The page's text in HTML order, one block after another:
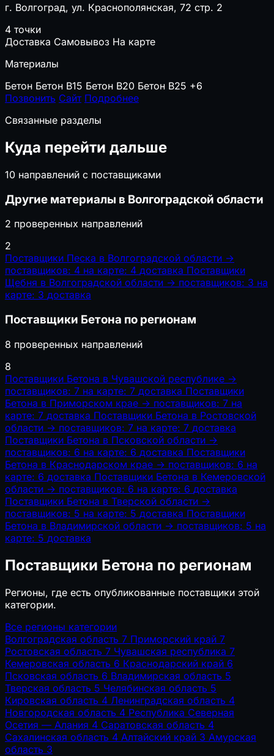
г. Волгоград, ул. Краснополянская, 72 стр. 2
4 точки
Доставка Самовывоз На карте
Материалы
Бетон Бетон B15 Бетон B20 Бетон B25 +6
Позвонить Сайт Подробнее
Связанные разделы
Куда перейти дальше
10 направлений с поставщиками
Другие материалы в Волгоградской области
2 проверенных направлений
2
Поставщики Песка в Волгоградской области →
поставщиков: 4 на карте: 4 доставка Поставщики
Щебня в Волгоградской области → поставщиков: 3 на
карте: 3 доставка
Поставщики Бетона по регионам
8 проверенных направлений
8
Поставщики Бетона в Чувашской республике →
поставщиков: 7 на карте: 7 доставка Поставщики
Бетона в Приморском крае → поставщиков: 7 на
карте: 7 доставка Поставщики Бетона в Ростовской
области → поставщиков: 7 на карте: 7 доставка
Поставщики Бетона в Псковской области →
поставщиков: 6 на карте: 6 доставка Поставщики
Бетона в Краснодарском крае → поставщиков: 6 на
карте: 6 доставка Поставщики Бетона в Кемеровской
области → поставщиков: 6 на карте: 6 доставка
Поставщики Бетона в Тверской области →
поставщиков: 5 на карте: 5 доставка Поставщики
Бетона в Владимирской области → поставщиков: 5 на
карте: 5 доставка
Поставщики Бетона по регионам
Регионы, где есть опубликованные поставщики этой
категории.
Все регионы категории
Волгоградская область 7 Приморский край 7
Ростовская область 7 Чувашская республика 7
Кемеровская область 6 Краснодарский край 6
Псковская область 6 Владимирская область 5
Тверская область 5 Челябинская область 5
Кировская область 4 Ленинградская область 4
Новгородская область 4 Республика Северная
Осетия — Алания 4 Саратовская область 4
Сахалинская область 4 Алтайский край 3 Амурская
область 3